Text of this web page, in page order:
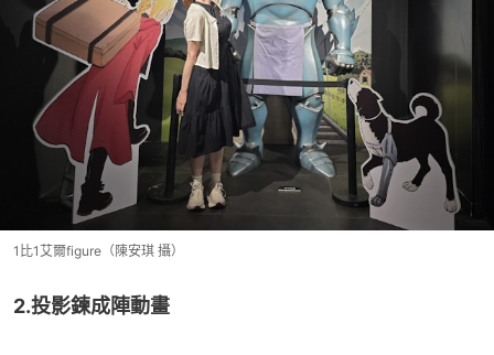
1比1艾爾figure（陳安琪 攝）
2.投影鍊成陣動畫